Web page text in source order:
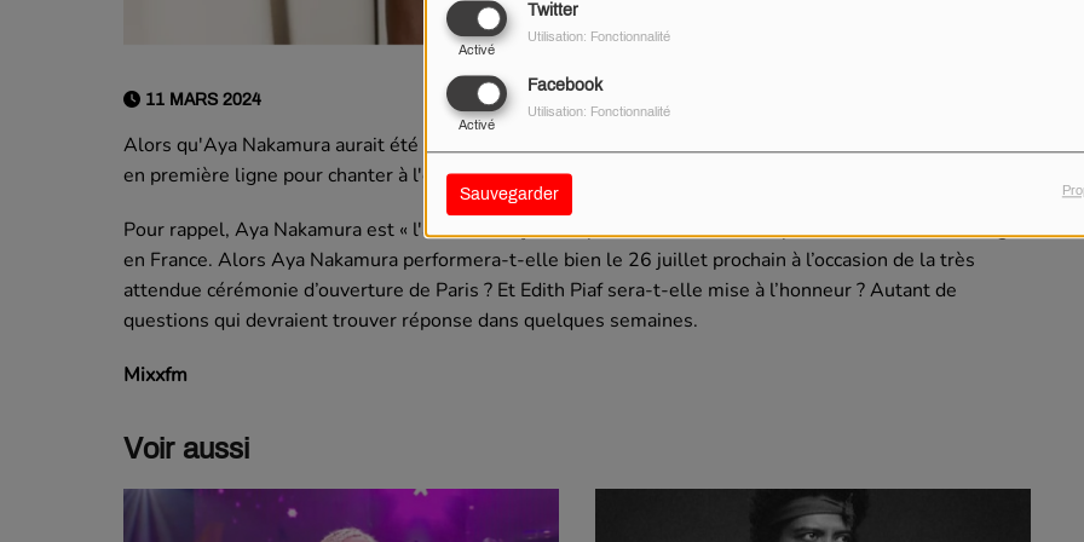
Twitter
Activé
Utilisation: Fonctionnalité
Facebook
Activé
Utilisation: Fonctionnalité
Sauvegarder
11 MARS 2024
Alors qu'Aya Nakamura aurait été aperçue dans la cour de l'Elysée, la rumeur enfle : la chanteuse serait
en première ligne pour chanter à l'occasion de l'ouverture des Jeux Olympiques 2024.
Pour rappel, Aya Nakamura est « l'artiste française la plus écoutée» sur les plateformes de streaming
en France. Alors Aya Nakamura performera-t-elle bien le 26 juillet prochain à l’occasion de la très
attendue cérémonie d’ouverture de Paris ? Et Edith Piaf sera-t-elle mise à l’honneur ? Autant de
questions qui devraient trouver réponse dans quelques semaines.
Mixxfm
Voir aussi